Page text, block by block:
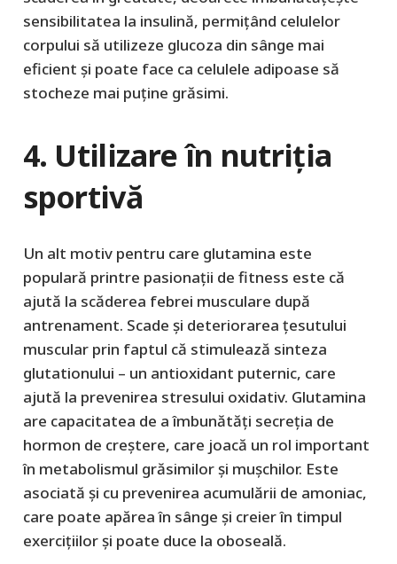
sensibilitatea la insulină, permițând celulelor
corpului să utilizeze glucoza din sânge mai
eficient și poate face ca celulele adipoase să
stocheze mai puține grăsimi.
4. Utilizare în nutriția
sportivă
Un alt motiv pentru care glutamina este
populară printre pasionații de fitness este că
ajută la scăderea febrei musculare după
antrenament. Scade și deteriorarea țesutului
muscular prin faptul că stimulează sinteza
glutationului – un antioxidant puternic, care
ajută la prevenirea stresului oxidativ. Glutamina
are capacitatea de a îmbunătăți secreția de
hormon de creștere, care joacă un rol important
în metabolismul grăsimilor și mușchilor. Este
asociată și cu prevenirea acumulării de amoniac,
care poate apărea în sânge și creier în timpul
exercițiilor și poate duce la oboseală.